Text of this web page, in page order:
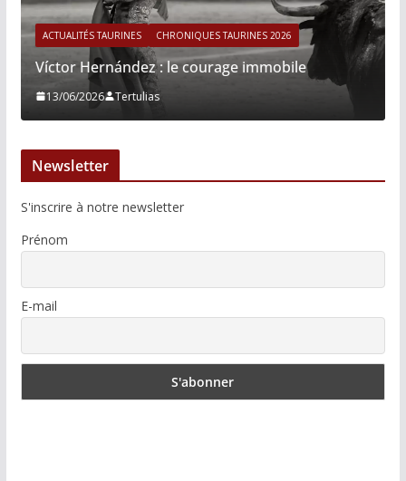
ACTUALITÉS TAURINES CHRONIQUES TAURINES 2026
Víctor Hernández : le courage immobile
13/06/2026 Tertulias
Newsletter
S'inscrire à notre newsletter
Prénom
E-mail